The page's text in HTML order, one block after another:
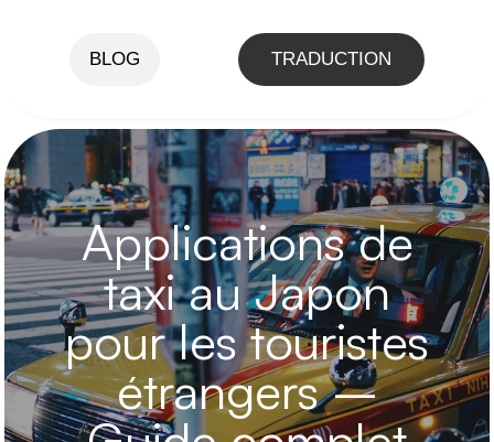
BLOG TRADUCTION
Applications de
taxi au Japon
pour les touristes
étrangers –